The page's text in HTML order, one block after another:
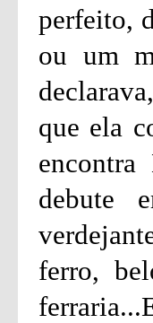
perfeito,
ou um
que ela
debute
ferro,